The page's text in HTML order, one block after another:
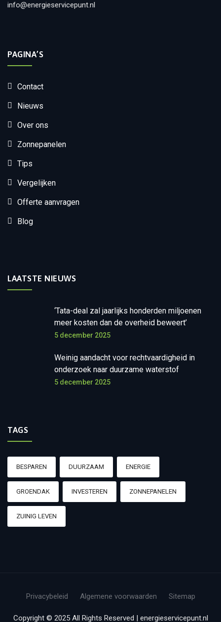
info@energieservicepunt.nl
PAGINA’S
Contact
Nieuws
Over ons
Zonnepanelen
Tips
Vergelijken
Offerte aanvragen
Blog
LAATSTE NIEUWS
‘Tata-deal zal jaarlijks honderden miljoenen
meer kosten dan de overheid beweert’
5 december 2025
Weinig aandacht voor rechtvaardigheid in
onderzoek naar duurzame waterstof
5 december 2025
TAGS
BESPAREN DUURZAAM ENERGIE
GROENDAK INVESTEREN ZONNEPANELEN
ZUINIG LEVEN
Privacybeleid Algemene voorwaarden Sitemap
Copyright © 2025 All Rights Reserved | energieservicepunt.nl